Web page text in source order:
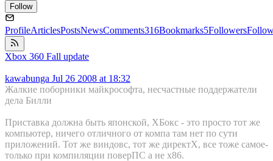
Follow
ProfileArticlesPostsNewsComments316Bookmarks5Followers
Xbox 360 Fall update
kawabunga Jul 26 2008 at 18:32
Жалкие поборники майкрософта, несчастные поддержатели
дела Билли
Приставка должна быть японской, ХБокс - это просто тот же
компьютер, ничего отличного от компа там нет по сути
приложений. Тот же виндовс, тот же директХ, все тоже самое-
только при компиляции поверПС а не х86.